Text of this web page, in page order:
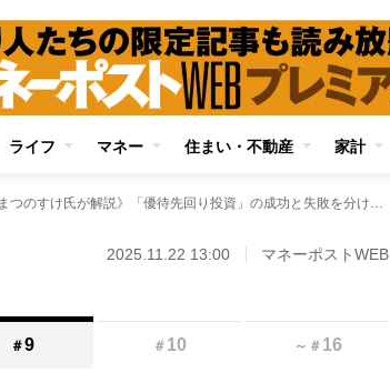
ライフ マネー 住まい・不動産 家計
《元手40万円→資産20億円超のまつのすけ氏が解説》「優待先回り投資」の成功と失敗を分けるものは何か 「繰り返しできる範囲で投資する」ことの重要性を説く
2025.11.22 13:00 マネーポストWEB
＃9 ＃ 10 ～ ＃ 16